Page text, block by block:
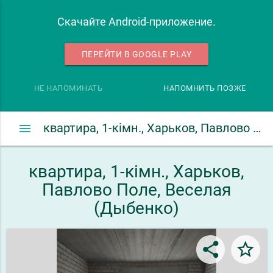
Скачайте Android-приложение.
ПЕРЕЙТИ В GOOGLE PLAY
НЕ НАПОМИНАТЬ НАПОМНИТЬ ПОЗЖЕ
квартира, 1-кімн., Харьков, Павлово Поле, Веселая (Дыбенко)
menu
квартира, 1-кімн., Харьков,
Павлово Поле, Веселая
(Дыбенко)
share star_border